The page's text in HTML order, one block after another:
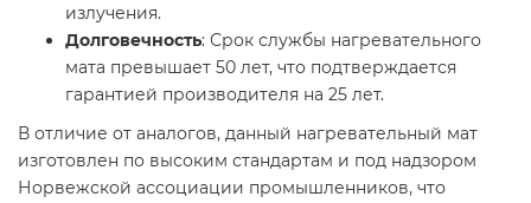
излучения.​
Долговечность: Срок службы нагревательного
мата превышает 50 лет, что подтверждается
гарантией производителя на 25 лет.​
В отличие от аналогов, данный нагревательный мат
изготовлен по высоким стандартам и под надзором
Норвежской ассоциации промышленников, что